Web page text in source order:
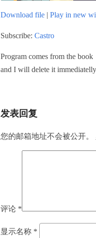
RSS FEED
SHARE
LINK
EMBED
Download file | Play in new
Subscribe: Castro
Program comes from the
and I will delete it
发表回复
您的邮箱地址不会被公开。
评论 *
显示名称 *